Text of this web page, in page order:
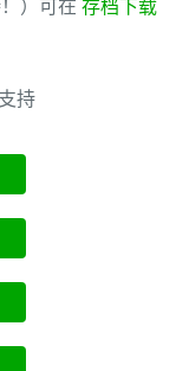
）可在 存档下载
持